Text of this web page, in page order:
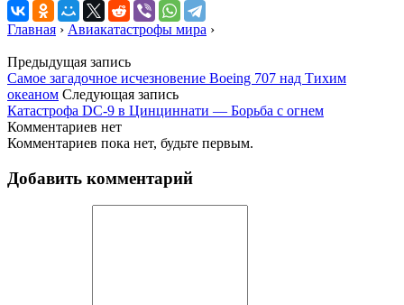
Главная › Авиакатастрофы мира ›
Предыдущая запись
Самое загадочное исчезновение Boeing 707 над Тихим
океаном Следующая запись
Катастрофа DC-9 в Цинциннати — Борьба с огнем
Комментариев нет
Комментариев пока нет, будьте первым.
Добавить комментарий